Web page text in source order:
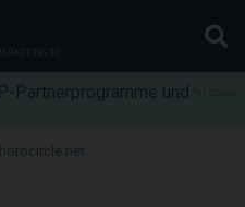
Partnerprogramme und